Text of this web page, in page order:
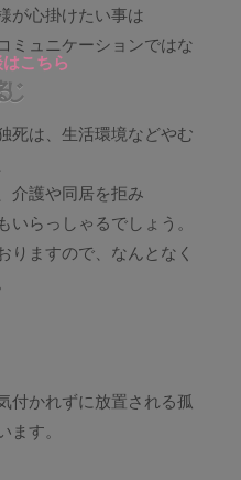
が心掛けたい事は
ミュニケーションではな
死は、生活環境などやむ
介護や同居を拒み
いらっしゃるでしょう。
りますので、なんとなく
付かれずに放置される孤
ます。